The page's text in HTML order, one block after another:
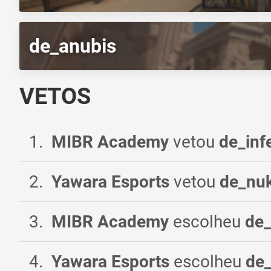
de_anubis
VETOS
1 . MIBR Academy vetou
2. Yawara Esports vetou
3. MIBR Academy escolheu
4. Yawara Esports escolheu